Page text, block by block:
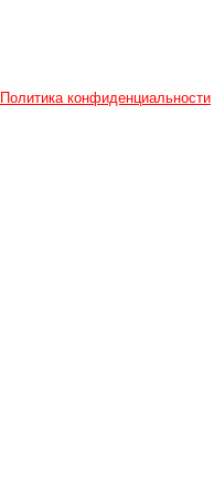
Политика конфиденциальности